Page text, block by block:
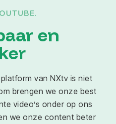
en
van NXtv is niet
brengen we onze best
video’s onder op ons
we onze content beter